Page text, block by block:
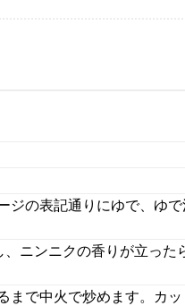
ジの表記通りにゆで、ゆ
ニンニクの香りが立った
まで中火で炒めます。カ